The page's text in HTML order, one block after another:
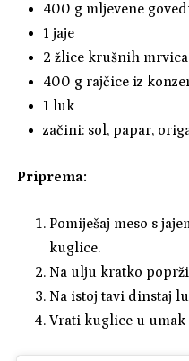
400 g mljevene
1 jaje
2 žlice krušnih mrvica
400 g rajčice iz
1 luk
začini: sol, papar,
Priprema:
Pomiješaj meso s
kuglice.
Na ulju kratko
Na istoj tavi dinstaj
Vrati kuglice u